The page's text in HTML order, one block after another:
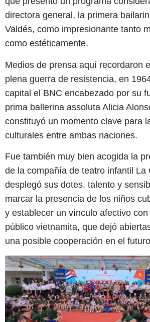
directora general, la primera
Valdés, como impresionante tanto
como estéticamente.
Medios de prensa aquí recordaron
plena guerra de resistencia, en
capital el BNC encabezado por su
prima ballerina assoluta Alicia
constituyó un momento clave para
culturales entre ambas naciones.
Fue también muy bien acogida la
de la compañía de teatro infantil La
desplegó sus dotes, talento y
marcar la presencia de los niños
y establecer un vínculo afectivo con
público vietnamita, que dejó
una posible cooperación en el